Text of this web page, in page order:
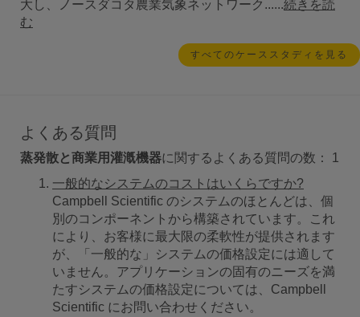
大し、ノースダコタ農業気象ネットワーク......続きを読
む
すべてのケーススタディを見る
よくある質問
蒸発散と商業用灌漑機器に関するよくある質問の数： 1
一般的なシステムのコストはいくらですか?
Campbell Scientific のシステムのほとんどは、個
別のコンポーネントから構築されています。これ
により、お客様に最大限の柔軟性が提供されます
が、「一般的な」システムの価格設定には適して
いません。アプリケーションの固有のニーズを満
たすシステムの価格設定については、Campbell
Scientific にお問い合わせください。